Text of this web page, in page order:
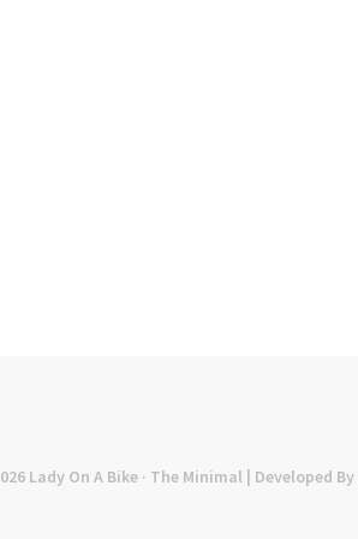
Lady On A Bike · The Minimal | Developed By